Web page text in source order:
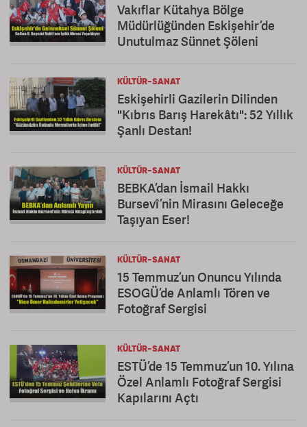
Vakıflar Kütahya Bölge
Müdürlüğünden Eskişehir’de
Unutulmaz Sünnet Şöleni
KÜLTÜR-SANAT
Eskişehirli Gazilerin Dilinden
"Kıbrıs Barış Harekâtı": 52 Yıllık
Şanlı Destan!
KÜLTÜR-SANAT
BEBKA’dan İsmail Hakkı
Bursevî’nin Mirasını Geleceğe
Taşıyan Eser!
KÜLTÜR-SANAT
15 Temmuz’un Onuncu Yılında
ESOGÜ’de Anlamlı Tören ve
Fotoğraf Sergisi
KÜLTÜR-SANAT
ESTÜ’de 15 Temmuz’un 10. Yılına
Özel Anlamlı Fotoğraf Sergisi
Kapılarını Açtı